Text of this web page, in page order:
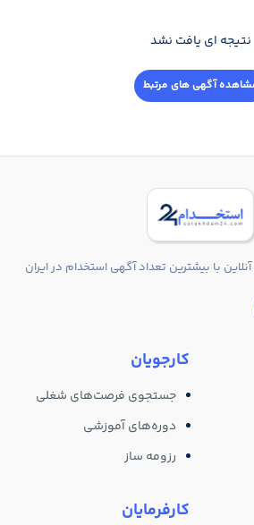
نتیجه ای یافت نشد
آگهی های مرتبط
کارجویان
جستجوی فرصت‌های شغلی
دوره‌های آموزشی
رزومه ساز
کارفرمایان